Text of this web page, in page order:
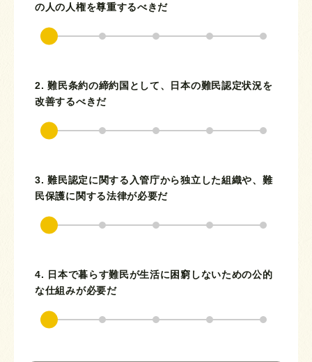
の人の人権を尊重するべきだ
2. 難民条約の締約国として、日本の難民認定状況を
改善するべきだ
3. 難民認定に関する入管庁から独立した組織や、難
民保護に関する法律が必要だ
4. 日本で暮らす難民が生活に困窮しないための公的
な仕組みが必要だ